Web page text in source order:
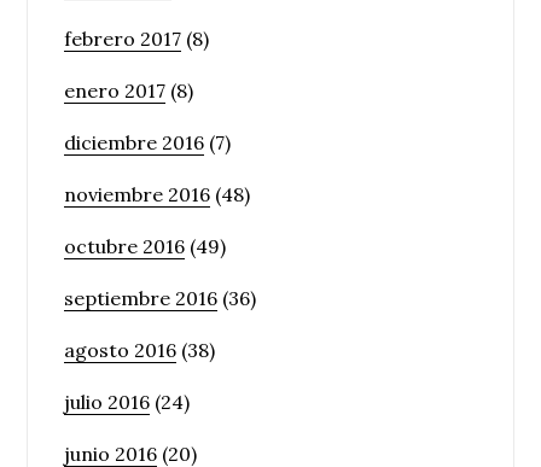
febrero 2017 (8)
enero 2017 (8)
diciembre 2016 (7)
noviembre 2016 (48)
octubre 2016 (49)
septiembre 2016 (36)
agosto 2016 (38)
julio 2016 (24)
junio 2016 (20)